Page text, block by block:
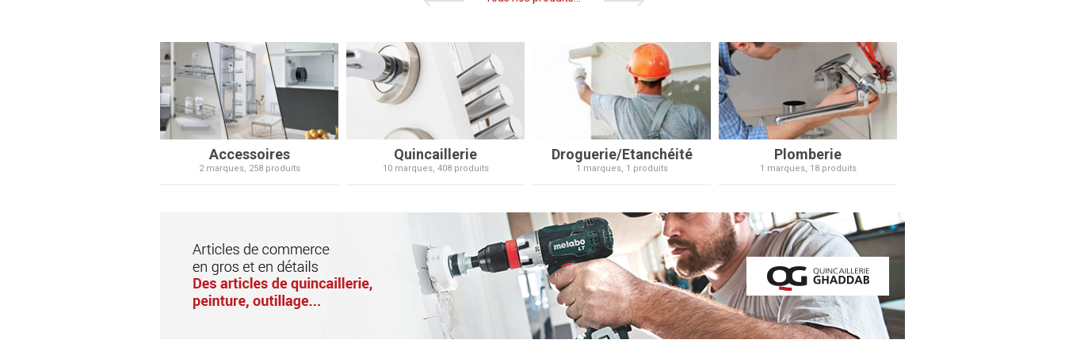
Accessoires
2 marques, 258 produits
Quincaillerie
10 marques, 408 produits
Droguerie/Etanchéité
1 marques, 1 produits
Plomberie
1 marques, 18 produits